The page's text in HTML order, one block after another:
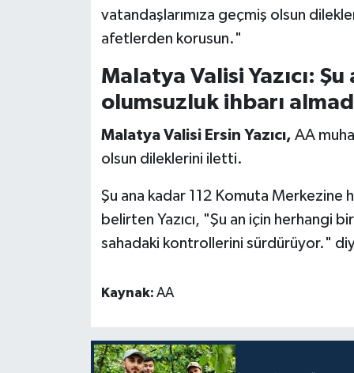
vatandaşlarımıza geçmiş olsun
afetlerden korusun."
Malatya Valisi Yazıcı:
olumsuzluk ihbarı
Malatya Valisi Ersin Yazıcı, AA
olsun dileklerini iletti.
Şu ana kadar 112 Komuta Merkezine
belirten Yazıcı, "Şu an için herhangi
sahadaki kontrollerini sürdürüyor."
Kaynak: AA
Kahramanmaraş Müftülüğü
Karabük Müftülüğü
Karaman Müftülüğü
Kars Müftülüğü
Kastamonu Müftülüğü
Kırklareli Müftülüğü